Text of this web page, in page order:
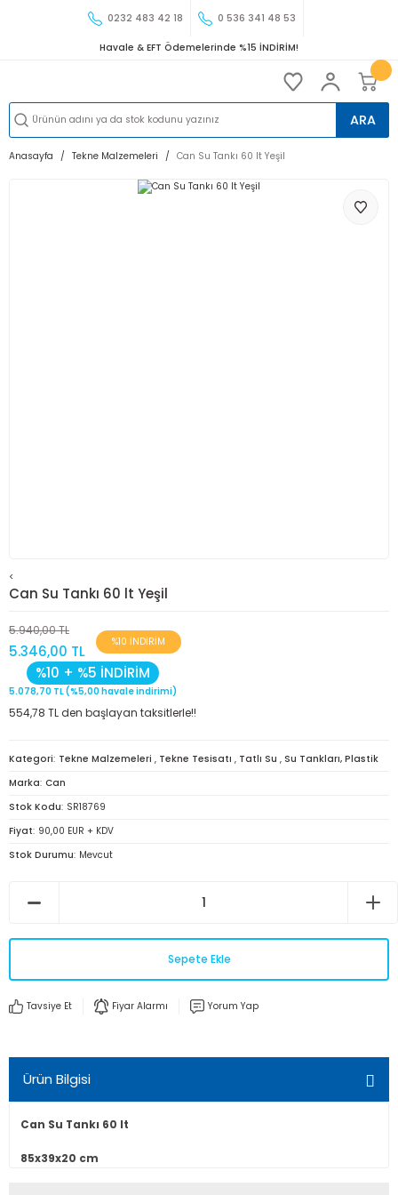
0232 483 42 18 0 536 341 48 53
Havale & EFT Ödemelerinde %15 İNDİRİM!
ARA
Anasayfa Tekne Malzemeleri Can Su Tankı 60 lt Yeşil
<
Can Su Tankı 60 lt Yeşil
5.940,00 TL
5.346,00 TL
%10 İNDİRİM
%10 + %5 İNDİRİM
5.078,70 TL (%5,00 havale indirimi)
554,78 TL den başlayan taksitlerle!!
Kategori Tekne Malzemeleri , Tekne Tesisatı , Tatlı Su , Su Tankları, Plastik
Marka Can
Stok Kodu SR18769
Fiyat 90,00 EUR + KDV
Stok Durumu Mevcut
Sepete Ekle
Tavsiye Et Fiyar Alarmı Yorum Yap
Ürün Bilgisi
Can Su Tankı 60 lt
85x39x20 cm